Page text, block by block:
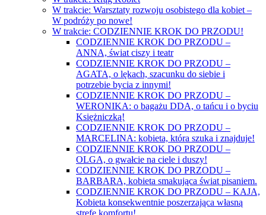
W trakcie: Warsztaty rozwoju osobistego dla kobiet –
W podróży po nowe!
W trakcie: CODZIENNIE KROK DO PRZODU!
CODZIENNIE KROK DO PRZODU –
ANNA, świat ciszy i teatr
CODZIENNIE KROK DO PRZODU –
AGATA, o lękach, szacunku do siebie i
potrzebie bycia z innymi!
CODZIENNIE KROK DO PRZODU –
WERONIKA: o bagażu DDA, o tańcu i o byciu
Księżniczką!
CODZIENNIE KROK DO PRZODU –
MARCELINA: kobieta, która szuka i znajduje!
CODZIENNIE KROK DO PRZODU –
OLGA, o gwałcie na ciele i duszy!
CODZIENNIE KROK DO PRZODU –
BARBARA, kobieta smakująca świat pisaniem.
CODZIENNIE KROK DO PRZODU – KAJA,
Kobieta konsekwentnie poszerzająca własną
strefę komfortu!